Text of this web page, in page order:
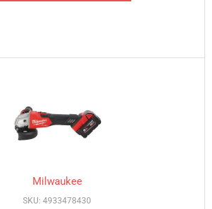
Milwaukee
SKU: 4933478430